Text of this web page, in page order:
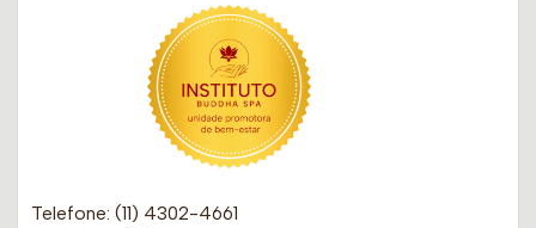
Telefone: (11) 4302-4661